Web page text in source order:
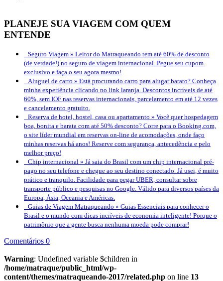
PLANEJE SUA VIAGEM COM QUEM
ENTENDE
Seguro Viagem » Leitor do Matraqueando tem até 60% de desconto
(de verdade!) no seguro de viagem internacional. Pegue seu cupom
exclusivo e faça o seu agora mesmo!
Aluguel de carro » Está procurando carro para alugar barato? Conheça
minha experiência clicando no link laranja. Descontos incríveis de até
60%, sem IOF nas reservas internacionais, parcelamento em até 12 vezes
e cancelamento gratuito.
Reserva de hotel, hostel, casa ou apartamento » Você quer hospedagem
boa, bonita e barata com até 50% desconto? Corre para o Booking.com,
o site líder mundial em reservas on-line de acomodações, onde faço
minhas reservas há anos! Reserve com segurança, antecedência e pelo
melhor preço!
Chip internacional » Já saia do Brasil com um chip internacional pré-
pago no seu telefone e chegue ao seu destino conectado. Já usei, é muito
prático e tranquilo. Facilidade para pegar UBER, consultar sobre
transporte público e pesquisas no Google. Válido para diversos países da
Europa, Ásia, Oceania e Américas.
Guias de Viagem Matraqueando » Guias Essenciais para conhecer o
Brasil e o mundo com dicas incríveis de economia inteligente! Porque o
patrimônio que a gente busca nenhuma moeda pode comprar!
Comentários 0
Warning: Undefined variable $children in
/home/matraque/public_html/wp-
content/themes/matraqueando-2017/related.php on line 13